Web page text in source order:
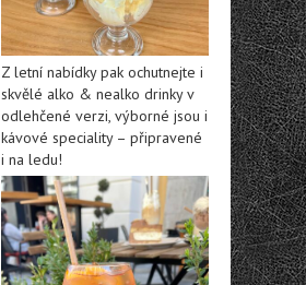
Z letní nabídky pak ochutnejte i
skvělé alko & nealko drinky v
odlehčené verzi, výborné jsou i
kávové speciality – připravené
i na ledu!